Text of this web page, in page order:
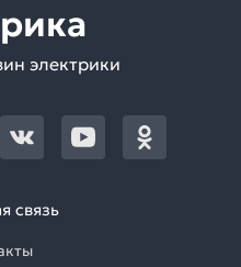
электрики
связь